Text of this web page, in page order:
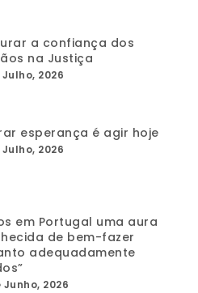
a confiança dos
na Justiça
Julho, 2026
esperança é agir hoje
Julho, 2026
em Portugal uma aura
de bem-fazer
adequadamente
Junho, 2026